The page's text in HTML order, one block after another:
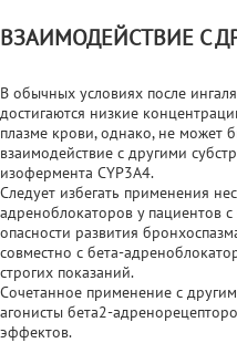
ВЗАИМОДЕЙСТВИЕ С
В обычных условиях после
достигаются низкие
плазме крови, однако, не может
взаимодействие с другими
изофермента CYP3A4.
Следует избегать применения
адреноблокаторов у пациентов
опасности развития
совместно с бета-
строгих показаний.
Сочетанное применение с
агонисты бета2-
эффектов.